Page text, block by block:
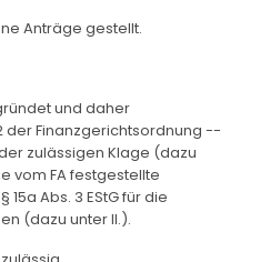
Anträge gestellt.
und daher
der Finanzgerichtsordnung --
zulässigen Klage (dazu
vom FA festgestellte
Abs. 3 EStG für die
(dazu unter II.).